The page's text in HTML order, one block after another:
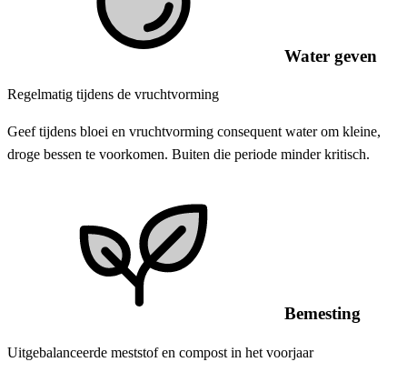
Water geven
Regelmatig tijdens de vruchtvorming
Geef tijdens bloei en vruchtvorming consequent water om kleine,
droge bessen te voorkomen. Buiten die periode minder kritisch.
Bemesting
Uitgebalanceerde meststof en compost in het voorjaar